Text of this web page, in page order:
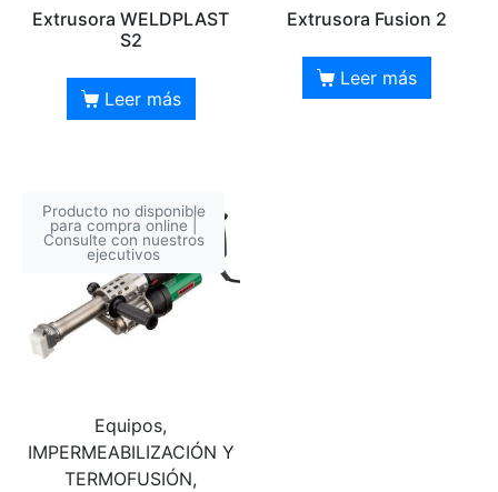
Extrusora WELDPLAST
S2
Leer más
Extrusora Fusion 2
Leer más
Producto no disponible
para compra online |
Consulte con nuestros
ejecutivos
Equipos,
IMPERMEABILIZACIÓN Y
TERMOFUSIÓN,